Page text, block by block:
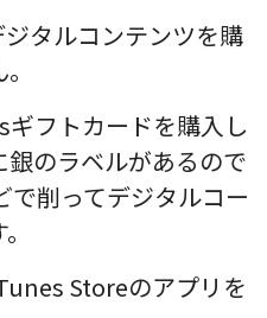
タルコンテンツを購
フトカードを購入し
のラベルがあるので
で削ってデジタルコー
Storeのアプリを